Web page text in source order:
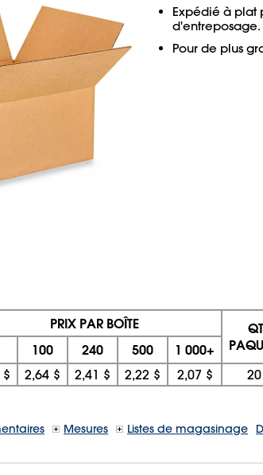
Expédié à plat
d'entreposage.
Pour de plus
PRIX PAR BOÎTE
100 240 500 1 000+
2,64 $ 2,41 $ 2,22 $ 2,07 $ 20
Mesures Listes de magasinage